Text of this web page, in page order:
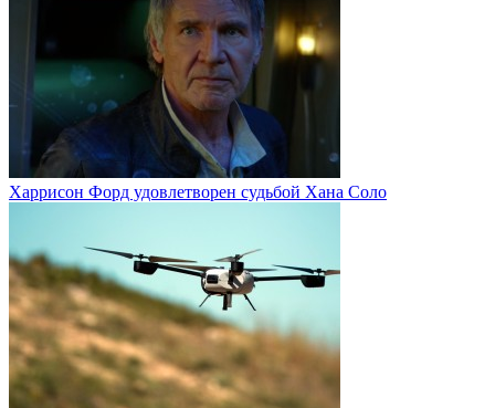
Харрисон Форд удовлетворен судьбой Хана Соло